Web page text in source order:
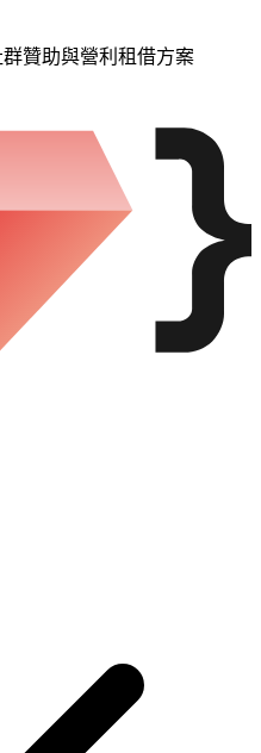
贊助與營利租借方案